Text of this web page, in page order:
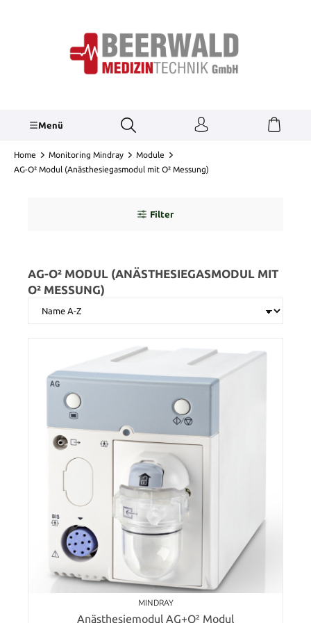
Menü
Home Monitoring Mindray
Module
AG-O² Modul (Anästhesiegasmodul mit O² Messung)
Filter
AG-O² MODUL (ANÄSTHESIEGASMODUL MIT
O² MESSUNG)
MINDRAY
Anästhesiemodul AG+O² Modul